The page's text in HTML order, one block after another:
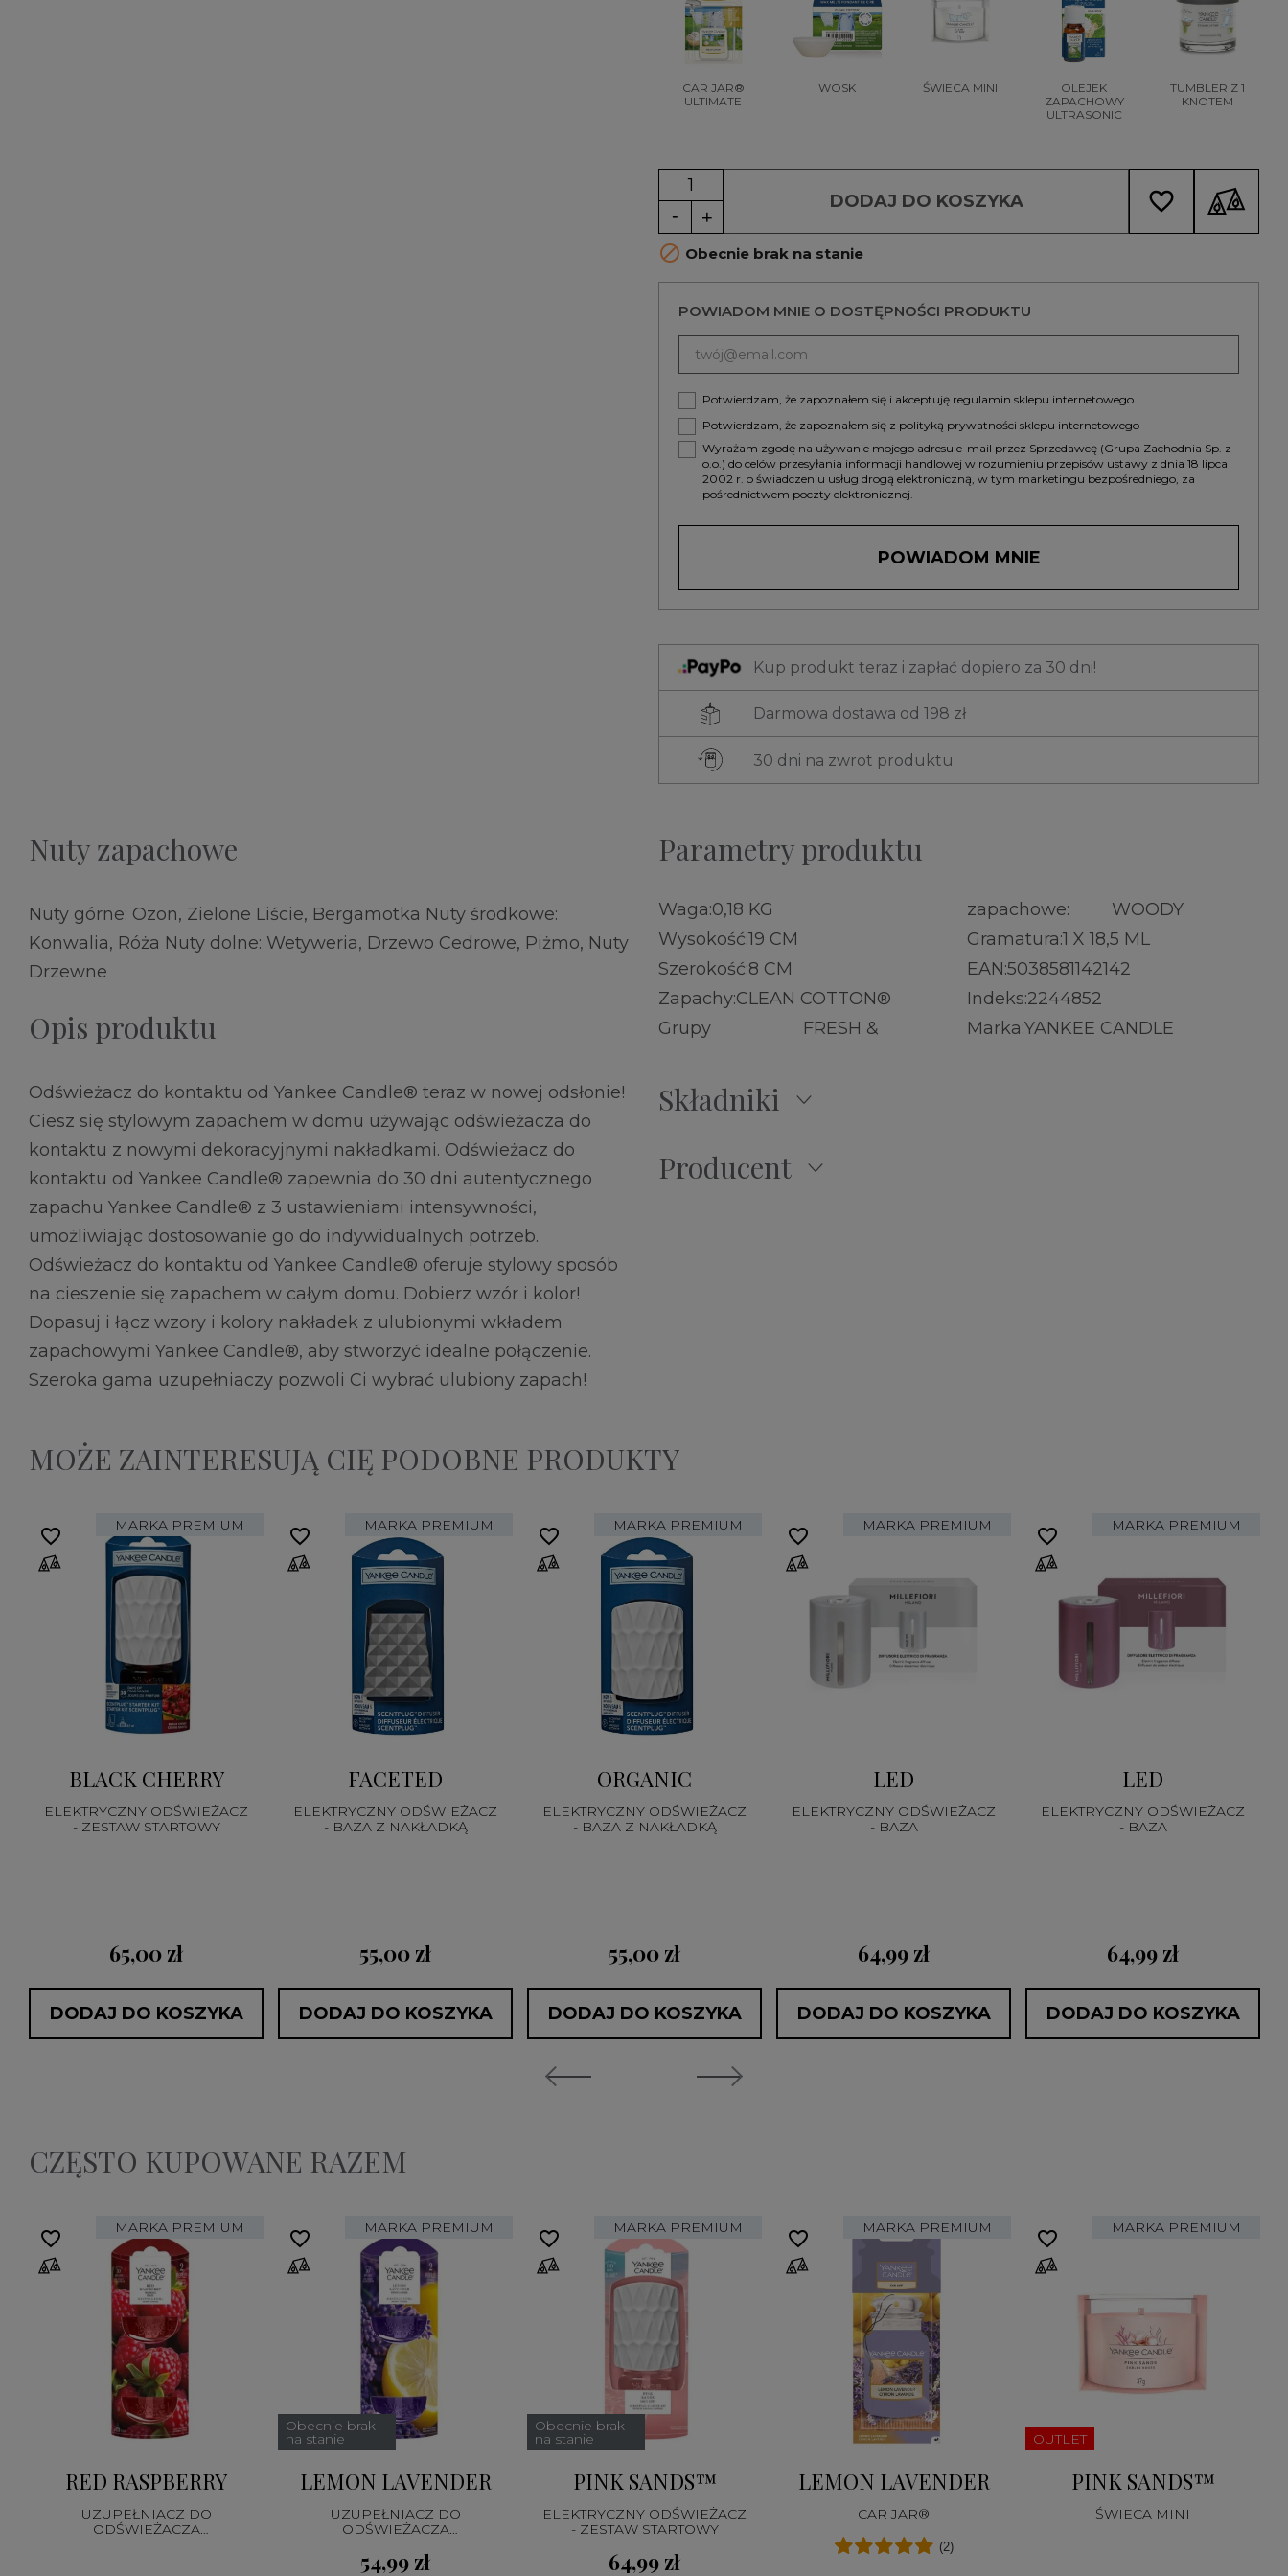
CAR JAR®
ULTIMATE
WOSK ŚWIECA MINI
OLEJEK
ZAPACHOWY
ULTRASONIC
TUMBLER Z 1
KNOTEM
DODAJ DO KOSZYKA favorite_border
 Obecnie brak na stanie
POWIADOM MNIE O DOSTĘPNOŚCI PRODUKTU
Potwierdzam, że zapoznałem się i akceptuję regulamin sklepu internetowego.
Potwierdzam, że zapoznałem się z polityką prywatności sklepu internetowego
Wyrażam zgodę na używanie mojego adresu e-mail przez Sprzedawcę (Grupa Zachodnia Sp. z
o.o.) do celów przesyłania informacji handlowej w rozumieniu przepisów ustawy z dnia 18 lipca
2002 r. o świadczeniu usług drogą elektroniczną, w tym marketingu bezpośredniego, za
pośrednictwem poczty elektronicznej.
POWIADOM MNIE
Kup produkt teraz i zapłać dopiero za 30 dni!
Darmowa dostawa od 198 zł
30 dni na zwrot produktu
Nuty zapachowe
Nuty górne: Ozon, Zielone Liście, Bergamotka Nuty środkowe:
Konwalia, Róża Nuty dolne: Wetyweria, Drzewo Cedrowe, Piżmo, Nuty
Drzewne
Opis produktu
Odświeżacz do kontaktu od Yankee Candle® teraz w nowej odsłonie!
Ciesz się stylowym zapachem w domu używając odświeżacza do
kontaktu z nowymi dekoracyjnymi nakładkami. Odświeżacz do
kontaktu od Yankee Candle® zapewnia do 30 dni autentycznego
zapachu Yankee Candle® z 3 ustawieniami intensywności,
umożliwiając dostosowanie go do indywidualnych potrzeb.
Odświeżacz do kontaktu od Yankee Candle® oferuje stylowy sposób
na cieszenie się zapachem w całym domu. Dobierz wzór i kolor!
Dopasuj i łącz wzory i kolory nakładek z ulubionymi wkładem
zapachowymi Yankee Candle®, aby stworzyć idealne połączenie.
Szeroka gama uzupełniaczy pozwoli Ci wybrać ulubiony zapach!
Parametry produktu
Waga:0,18 KG
Wysokość:19 CM
Szerokość:8 CM
Zapachy:CLEAN COTTON®
Grupy
zapachowe:
FRESH &
WOODY
Gramatura:1 X 18,5 ML
EAN:5038581142142
Indeks:2244852
Marka:YANKEE CANDLE
Składniki
Producent
MOŻE ZAINTERESUJĄ CIĘ PODOBNE PRODUKTY
MARKA PREMIUM
BLACK CHERRY
ELEKTRYCZNY ODŚWIEŻACZ
- ZESTAW STARTOWY
65,00 zł
DODAJ DO KOSZYKA
favorite_border MARKA PREMIUM
FACETED
ELEKTRYCZNY ODŚWIEŻACZ
- BAZA Z NAKŁADKĄ
55,00 zł
DODAJ DO KOSZYKA
favorite_border MARKA PREMIUM
ORGANIC
ELEKTRYCZNY ODŚWIEŻACZ
- BAZA Z NAKŁADKĄ
55,00 zł
DODAJ DO KOSZYKA
favorite_border MARKA PREMIUM
LED
ELEKTRYCZNY ODŚWIEŻACZ
- BAZA
64,99 zł
DODAJ DO KOSZYKA
favorite_border MARKA PREMIUM
LED
ELEKTRYCZNY ODŚWIEŻACZ
- BAZA
64,99 zł
DODAJ DO KOSZYKA
favorite_border
CZĘSTO KUPOWANE RAZEM
MARKA PREMIUM
RED RASPBERRY
UZUPEŁNIACZ DO
ODŚWIEŻACZA
favorite_border MARKA PREMIUM
Obecnie brak
na stanie
LEMON LAVENDER
UZUPEŁNIACZ DO
ODŚWIEŻACZA
54,99 zł
favorite_border MARKA PREMIUM
Obecnie brak
na stanie
PINK SANDS™
ELEKTRYCZNY ODŚWIEŻACZ
- ZESTAW STARTOWY
64,99 zł
favorite_border MARKA PREMIUM
LEMON LAVENDER
CAR JAR®
(2)
favorite_border MARKA PREMIUM
OUTLET
PINK SANDS™
ŚWIECA MINI
favorite_border